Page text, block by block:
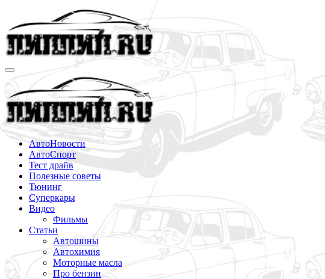
содержимому
АвтоНовости
АвтоСпорт
Тест драйв
Полезные советы
Тюнинг
Суперкары
Видео
Фильмы
Статьи
Автошины
Автохимия
Моторные масла
Про бензин